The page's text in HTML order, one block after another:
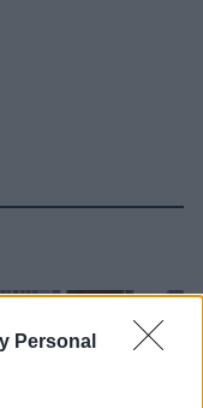
Personal